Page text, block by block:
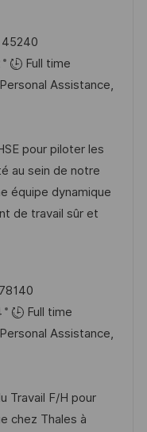
Full time
Assistance,
pour piloter les
au sein de notre
équipe dynamique
de travail sûr et
Full time
Assistance,
Travail F/H pour
chez Thales à